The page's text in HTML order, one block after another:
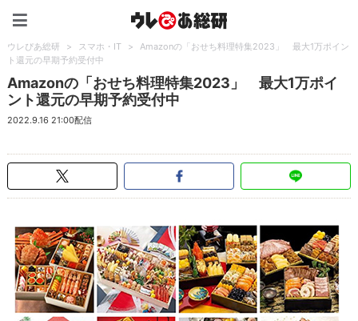
ウレぴあ総研 > スマホ・IT >
Amazonの「おせち料理特集2023」 最大1万ポイン
ト還元の早期予約受付中
Amazonの「おせち料理特集2023」 最大1万ポイ
ント還元の早期予約受付中
2022.9.16 21:00配信